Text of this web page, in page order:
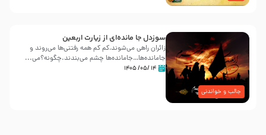
جالب و خواندنی
سوزدل جا مانده‌ای از زیارت اربعین
زائران راهی می‌شوند،کم‌ کم همه رفتنی‌ها می‌روند و
جامانده‌ها…جامانده‌ها چشم می‌بندند.چگونه؟می‌...
۱۴ /۰۵/ ۱۴۰۵